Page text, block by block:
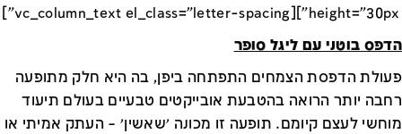
height="30px"][vc_column_text el_class="letter-spacing"]
הדפס בוטני עם ליגל סופר
פעולת הדפסת הצמחים התפתחה ביפן, בה היא חלק מתופעה
רחבה יותר הרואה בהטבעת אובייקטים טבעיים בעולם תיעוד
מוחשי לעצם קיומם. תופעה זו מכונה ׳שאשין׳ – העתק אמיתי או